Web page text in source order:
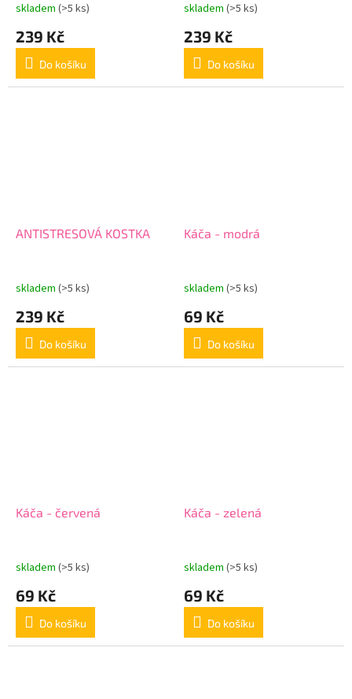
skladem (>5 ks)
239 Kč
Do košíku
skladem (>5 ks)
239 Kč
Do košíku
ANTISTRESOVÁ KOSTKA
skladem (>5 ks)
239 Kč
Do košíku
Káča - modrá
skladem (>5 ks)
69 Kč
Do košíku
Káča - červená
skladem (>5 ks)
69 Kč
Do košíku
Káča - zelená
skladem (>5 ks)
69 Kč
Do košíku